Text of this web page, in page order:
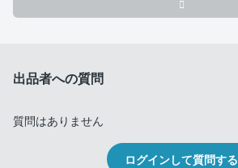
出品者への質問
質問はありません
ログインして質問する